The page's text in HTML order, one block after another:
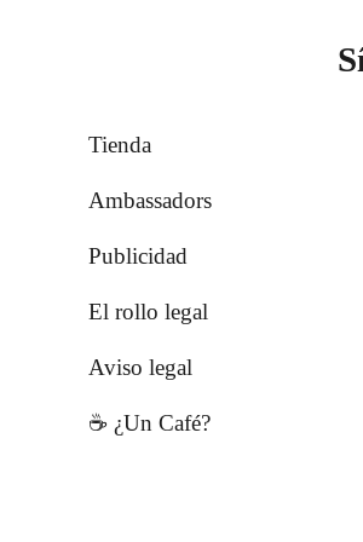
Tienda
Ambassadors
Publicidad
El rollo legal
Aviso legal
☕️ ¿Un Café?